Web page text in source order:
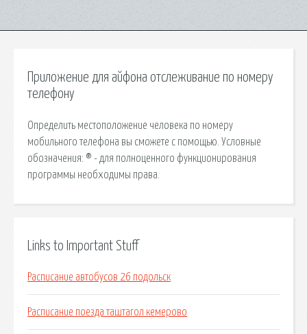
Приложение для айфона отслеживание по номеру
телефону
Определить местоположение человека по номеру
мобильного телефона вы сможете с помощью. Условные
обозначения: ® - для полноценного функционирования
программы необходимы права.
Links to Important Stuff
Расписание автобусов 26 подольск
Расписание поезда таштагол кемерово